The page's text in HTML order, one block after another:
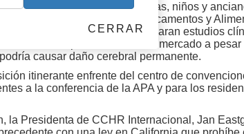
de que a mujeres embarazadas, niños y
que la Administración de Medicamentos y
de electrochoque proporcionaran estudios
permanecer en el mercado a pesar
causar daño cerebral permanente.
itinerante enfrente del centro de
a la conferencia de la APA y para los
la Presidenta de CCHR Internacional, Jan
CERRAR